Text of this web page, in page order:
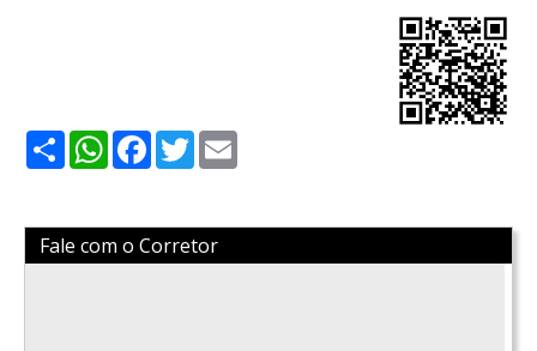
ShareWhatsApp
Facebook
Twitter
Fale com o Corretor